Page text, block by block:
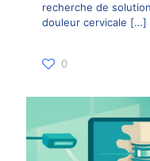
recherche de
douleur cervicale […]
0